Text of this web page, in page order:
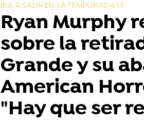
IBA A SALIR EN LA TEMPORADA 13
Ryan Murphy
sobre la
Grande y su
American
"Hay que ser